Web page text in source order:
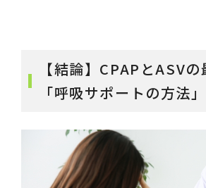
【結論】CPAPとASV
「呼吸サポートの方法」